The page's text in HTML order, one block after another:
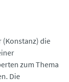
(Konstanz) die
zum Thema
Die